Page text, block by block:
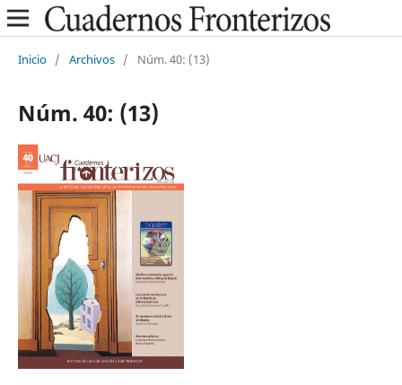
Inicio / Archivos / Núm. 40: (13)
Núm. 40: (13)